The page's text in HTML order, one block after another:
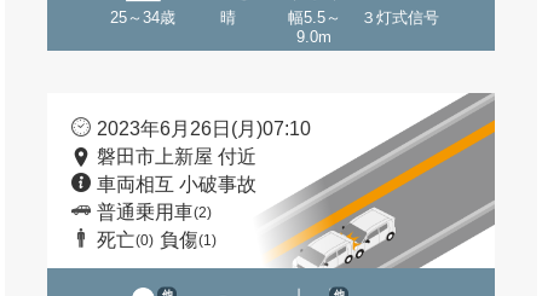
25～34歳 晴
幅5.5～
9.0m
３灯式信号
2023年6月26日(月)07:10
磐田市上新屋 付近
車両相互 小破事故
普通乗用車(2)
死亡(0) 負傷(1)